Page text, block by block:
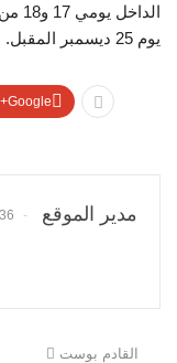
يوم 25 ديسمبر المقبل.
Google+
مدير الموقع 5236
القادم بوست